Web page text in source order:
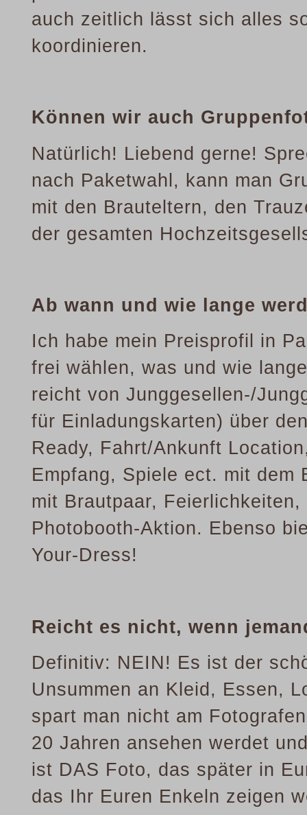
auch zeitlich lässt sich alles
koordinieren.
Können wir auch
Natürlich! Liebend gerne!
nach Paketwahl, kann man
mit den Brauteltern, den
der gesamten
Ab wann und wie lange
Ich habe mein Preisprofil in
frei wählen, was und wie
reicht von Junggesellen-/
für Einladungskarten) über
Ready, Fahrt/Ankunft
Empfang, Spiele ect. mit
mit Brautpaar,
Photobooth-Aktion. Ebenso
Your-Dress!
Reicht es nicht, wenn
Definitiv: NEIN! Es ist der
Unsummen an Kleid, Essen,
spart man nicht am
20 Jahren ansehen werdet
ist DAS Foto, das später in
das Ihr Euren Enkeln zeigen